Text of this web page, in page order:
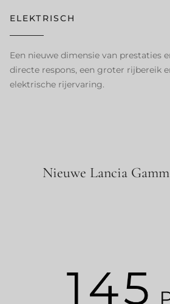
ELEKTRISCH
Een nieuwe dimensie van prestaties
directe respons, een groter rijbereik
elektrische rijervaring.
Nieuwe Lancia